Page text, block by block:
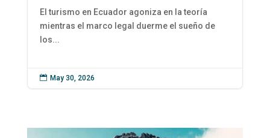
El turismo en Ecuador agoniza en la teoría
mientras el marco legal duerme el sueño de
los...
 May 30, 2026